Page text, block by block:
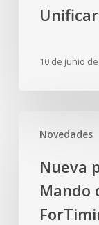
10 de junio
Novedades
plantilla
Cuadro
Mando
Nueva
Mando